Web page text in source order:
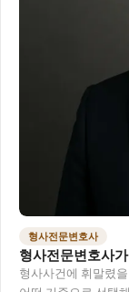
형사전문변호사
형사전문변호사
형사사건에 휘말렸